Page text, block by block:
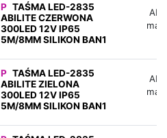
P TAŚMA LED-2835
ABILITE CZERWONA
300LED 12V IP65
5M/8MM SILIKON BAN1
P TAŚMA LED-2835
ABILITE ZIELONA
300LED 12V IP65
5M/8MM SILIKON BAN1